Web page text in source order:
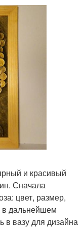
и красивый
Сначала
цвет, размер,
в дальнейшем
в вазу для дизайна